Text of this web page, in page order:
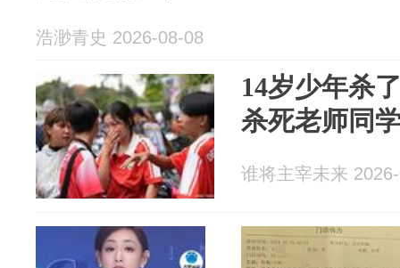
浩渺青史 2026-08-08
14岁少年杀
杀死老师同
谁将主宰未来